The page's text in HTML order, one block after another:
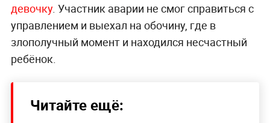
девочку. Участник аварии не смог справиться с
управлением и выехал на обочину, где в
злополучный момент и находился несчастный
ребёнок.
Читайте ещё: